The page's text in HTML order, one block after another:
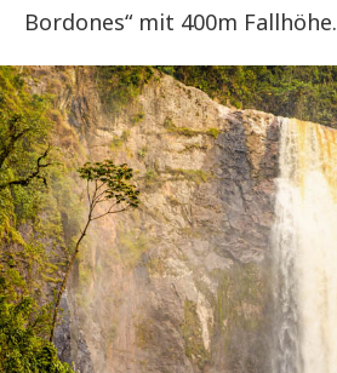
Bordones“ mit 400m Fallhöhe.